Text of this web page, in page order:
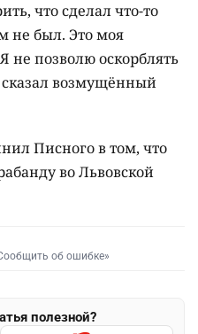
что сделал что-то
не был. Это моя
не позволю оскорблять
возмущённый
Писного в том, что
во Львовской
об ошибке»
полезной?